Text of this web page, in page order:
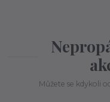
Můžete se kdykoli